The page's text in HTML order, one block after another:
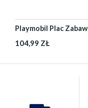
Playmobil Plac
104,99 ZŁ